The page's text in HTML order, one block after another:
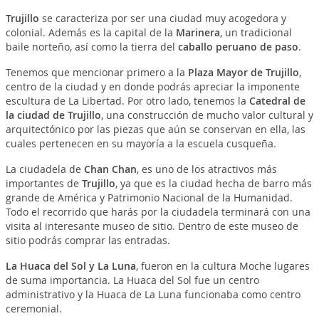
Trujillo se caracteriza por ser una ciudad muy acogedora y
colonial. Además es la capital de la Marinera, un tradicional
baile norteño, así como la tierra del caballo peruano de paso.
Tenemos que mencionar primero a la Plaza Mayor de Trujillo,
centro de la ciudad y en donde podrás apreciar la imponente
escultura de La Libertad. Por otro lado, tenemos la Catedral de
la ciudad de Trujillo, una construcción de mucho valor cultural y
arquitectónico por las piezas que aún se conservan en ella, las
cuales pertenecen en su mayoría a la escuela cusqueña.
La ciudadela de Chan Chan, es uno de los atractivos más
importantes de Trujillo, ya que es la ciudad hecha de barro más
grande de América y Patrimonio Nacional de la Humanidad.
Todo el recorrido que harás por la ciudadela terminará con una
visita al interesante museo de sitio. Dentro de este museo de
sitio podrás comprar las entradas.
La Huaca del Sol y La Luna, fueron en la cultura Moche lugares
de suma importancia. La Huaca del Sol fue un centro
administrativo y la Huaca de La Luna funcionaba como centro
ceremonial.